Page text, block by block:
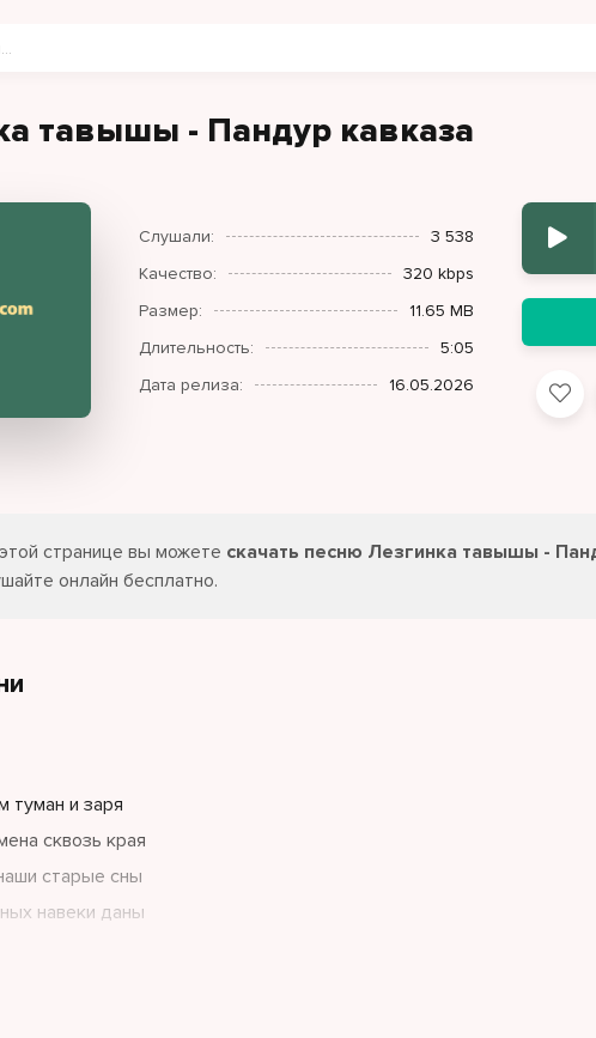
тавышы - Пандур кавказа
Слушали:
3 538
Качество:
320 kbps
Размер:
11.65 MB
Длительность:
5:05
Дата релиза:
16.05.2026
странице вы можете скачать песню Лезгинка тавышы -
онлайн бесплатно.
туман и заря
сквозь края
старые сны
навеки даны
вера и кровь